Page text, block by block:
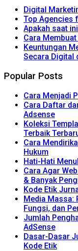
Digital
Top Agencies
Apakah saat
Cara
Keuntungan
Secara Digital
Popular Posts
Cara Menjadi
Cara Daftar
Adsense
Koleksi
Terbaik
Cara
Hukum
Hati-Hati
Cara Agar
& Banyak
Kode Etik
Media Massa:
Fungsi, dan
Jumlah
AdSense
Dasar-Dasar
Kode Etik